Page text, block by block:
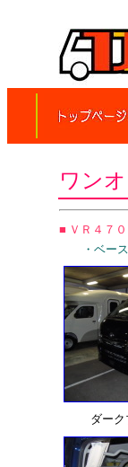
ワン
■ ＶＲ４７
・ベース
ダー